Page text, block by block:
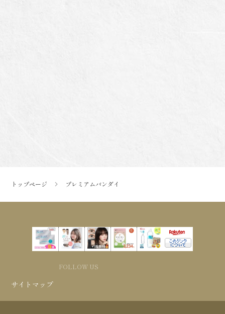
トップページ プレミアムバンダイ
FOLLOW US
サイトマップ